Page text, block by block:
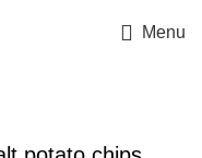
Menu